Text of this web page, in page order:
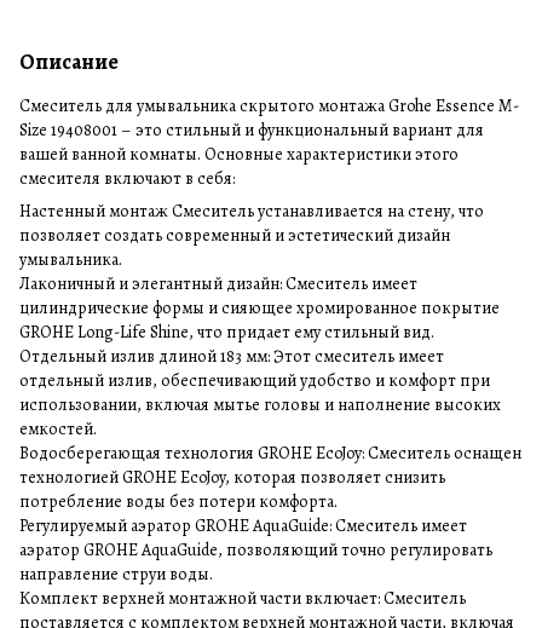
Описание
Смеситель для умывальника скрытого монтажа Grohe Essence M-
Size 19408001 – это стильный и функциональный вариант для
вашей ванной комнаты. Основные характеристики этого
смесителя включают в себя:
Настенный монтаж Смеситель устанавливается на стену, что
позволяет создать современный и эстетический дизайн
умывальника.
Лаконичный и элегантный дизайн: Смеситель имеет
цилиндрические формы и сияющее хромированное покрытие
GROHE Long-Life Shine, что придает ему стильный вид.
Отдельный излив длиной 183 мм: Этот смеситель имеет
отдельный излив, обеспечивающий удобство и комфорт при
использовании, включая мытье головы и наполнение высоких
емкостей.
Водосберегающая технология GROHE EcoJoy: Смеситель оснащен
технологией GROHE EcoJoy, которая позволяет снизить
потребление воды без потери комфорта.
Регулируемый аэратор GROHE AquaGuide: Смеситель имеет
аэратор GROHE AquaGuide, позволяющий точно регулировать
направление струи воды.
Комплект верхней монтажной части включает: Смеситель
поставляется с комплектом верхней монтажной части, включая